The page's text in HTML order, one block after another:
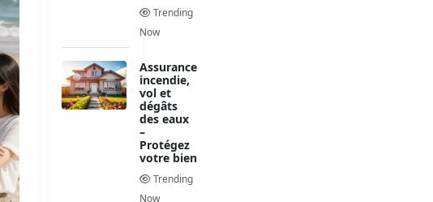
Trending
Now
Assurance
incendie,
vol et
dégâts
des eaux
–
Protégez
votre bien
Trending
Now